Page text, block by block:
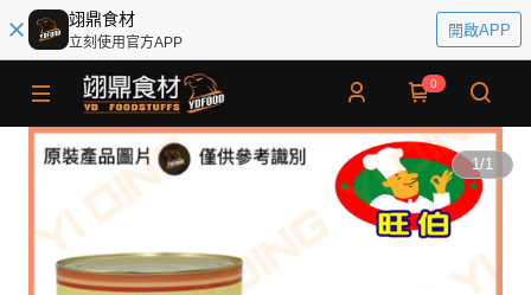
翊鼎食材
立刻使用官方APP
開啟APP
0
1/1